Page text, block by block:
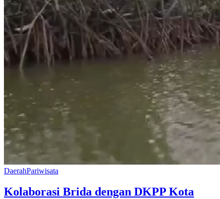
DaerahPariwisata
Kolaborasi Brida dengan DKPP Kota